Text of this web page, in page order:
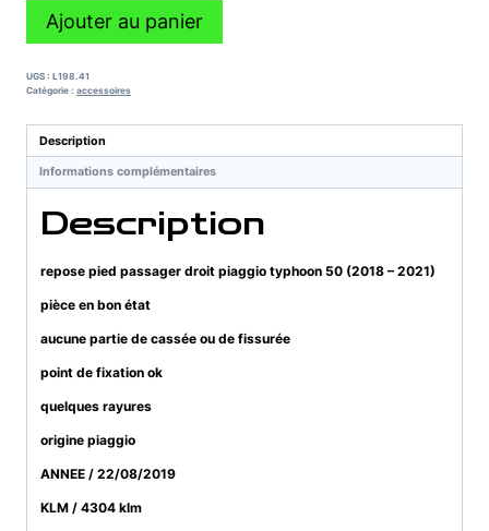
quantité
pied
passager
piaggio
typhoon
50
2021)
Ajouter au panier
UGS : L198.41
Catégorie : accessoires
Description
Informations complémentaires
Description
repose pied passager droit piaggio typhoon 50 (2018 – 2021)
pièce en bon état
aucune partie de cassée ou de fissurée
point de fixation ok
quelques rayures
origine piaggio
ANNEE / 22/08/2019
KLM / 4304 klm